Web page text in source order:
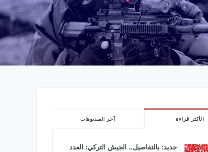
الأكثر قراءة آخر الفيديوهات
جديد: بالتفاصيل.. الجيش التركي: العدد